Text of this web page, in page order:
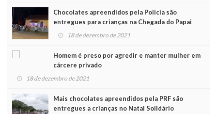
Chocolates apreendidos pela Polícia são
entregues para crianças na Chegada do Papai
Noel 18 de dezembro de 2021
Homem é preso por agredir e manter mulher em
cárcere privado
18 de dezembro de 2021
Mais chocolates apreendidos pela PRF são
entregues a crianças no Natal Solidário